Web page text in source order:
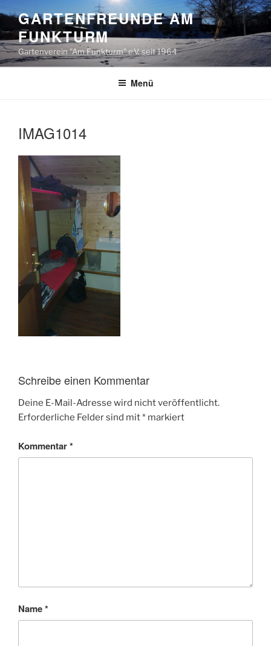
Inhalt
springen
GARTENFREUNDE AM
FUNKTURM
Gartenverein "Am Funkturm" e.V. seit 1964
Menü
IMAG1014
Schreibe einen Kommentar
Deine E-Mail-Adresse wird nicht veröffentlicht.
Erforderliche Felder sind mit* markiert
Kommentar*
Name*